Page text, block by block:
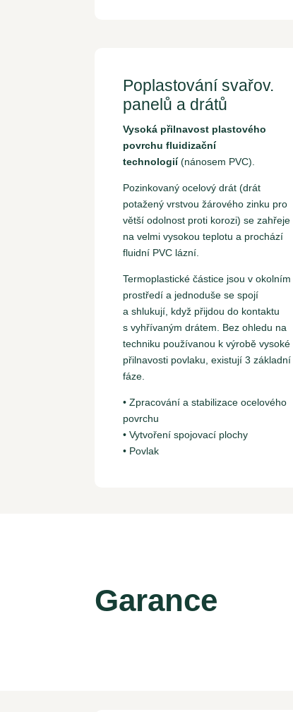
Poplastování svařov.
panelů a drátů
Vysoká přilnavost plastového
povrchu fluidizační
technologií (nánosem PVC).
Pozinkovaný ocelový drát (drát
potažený vrstvou žárového zinku pro
větší odolnost proti korozi) se zahřeje
na velmi vysokou teplotu a prochází
fluidní PVC lázní.
Termoplastické částice jsou v okolním
prostředí a jednoduše se spojí
a shlukují, když přijdou do kontaktu
s vyhřívaným drátem. Bez ohledu na
techniku používanou k výrobě vysoké
přilnavosti povlaku, existují 3 základní
fáze.
• Zpracování a stabilizace ocelového
povrchu
• Vytvoření spojovací plochy
• Povlak
Garance